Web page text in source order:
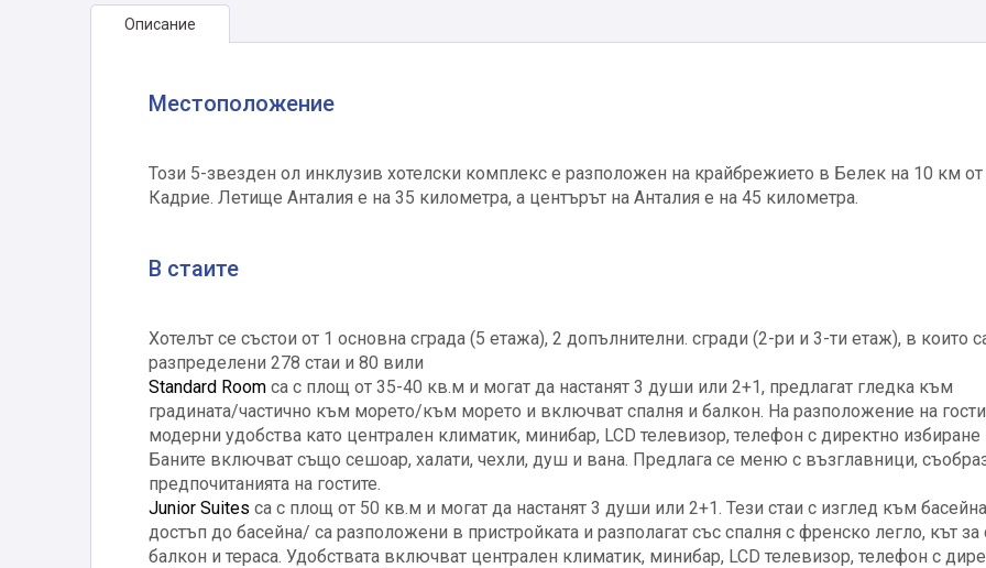
Описание
Местоположение
Този 5-звезден ол инклузив хотелски комплекс е разположен на крайбрежието в Белек на 10 км от
Кадрие. Летище Анталия е на 35 километра, а центърът на Анталия е на 45 километра.
В стаите
Хотелът се състои от 1 основна сграда (5 етажа), 2 допълнителни. сгради (2-ри и 3-ти етаж), в които
разпределени 278 стаи и 80 вили
Standard Room са с площ от 35-40 кв.м и могат да настанят 3 души или 2+1, предлагат гледка към
градината/частично към морето/към морето и включват спалня и балкон. На разположение на
модерни удобства като централен климатик, минибар, LCD телевизор, телефон с директно избиране
Баните включват също сешоар, халати, чехли, душ и вана. Предлага се меню с възглавници,
предпочитанията на гостите.
Junior Suites са с площ от 50 кв.м и могат да настанят 3 души или 2+1. Тези стаи с изглед към
достъп до басейна/ са разположени в пристройката и разполагат със спалня с френско легло, кът за
балкон и тераса. Удобствата включват централен климатик, минибар, LCD телевизор, телефон с